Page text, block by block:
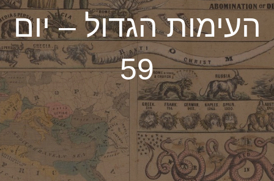
העימות הגדול – יום
59